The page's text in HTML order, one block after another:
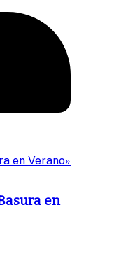
en